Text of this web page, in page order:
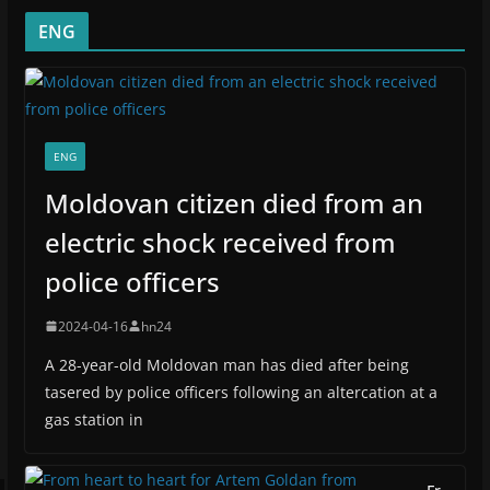
ENG
ENG
Moldovan citizen died from an
electric shock received from
police officers
2024-04-16 hn24
A 28-year-old Moldovan man has died after being
tasered by police officers following an altercation at a
gas station in